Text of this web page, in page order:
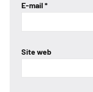
E-mail *
Site web